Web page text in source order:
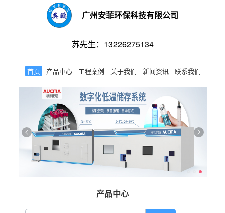
广州安菲环保科技有限公司
苏先生：13226275134
首页 产品中心 工程案例 关于我们 新闻资讯 联系我们
产品中心